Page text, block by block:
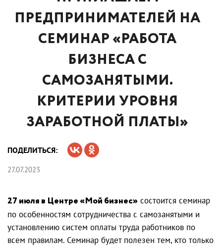
ПРЕДПРИНИМАТЕЛЕЙ НА
СЕМИНАР «РАБОТА
БИЗНЕСА С
САМОЗАНЯТЫМИ.
КРИТЕРИИ УРОВНЯ
ЗАРАБОТНОЙ ПЛАТЫ»
ПОДЕЛИТЬСЯ:
27.07.2023
27 июля в Центре «Мой бизнес» состоится семинар
по особенностям сотрудничества с самозанятыми и
установлению систем оплаты труда работников по
всем правилам. Семинар будет полезен тем, кто только